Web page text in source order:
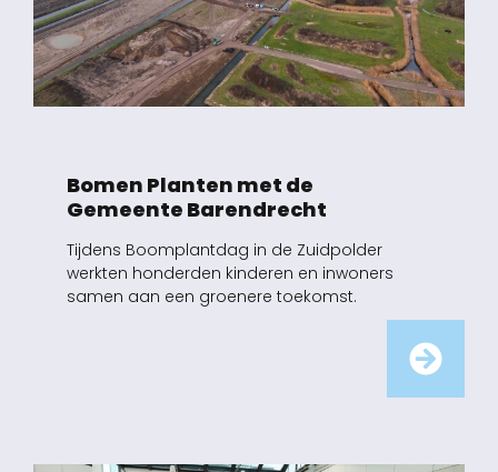
Bomen Planten met de
Gemeente Barendrecht
Tijdens Boomplantdag in de Zuidpolder
werkten honderden kinderen en inwoners
samen aan een groenere toekomst.